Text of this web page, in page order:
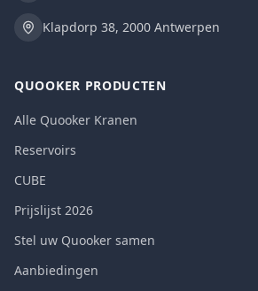
Klapdorp 38, 2000 Antwerpen
QUOOKER PRODUCTEN
Alle Quooker Kranen
Reservoirs
CUBE
Prijslijst 2026
Stel uw Quooker samen
Aanbiedingen